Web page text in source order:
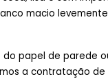
macio
do papel de parede
a contratação de